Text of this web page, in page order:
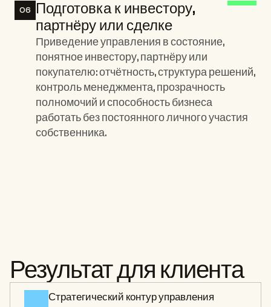
06
Подготовка к инвестору,
партнёру или сделке
Приведение управления в состояние,
понятное инвестору, партнёру или
покупателю: отчётность, структура решений,
контроль менеджмента, прозрачность
полномочий и способность бизнеса
работать без постоянного личного участия
собственника.
Результат для клиента
Стратегический контур управления